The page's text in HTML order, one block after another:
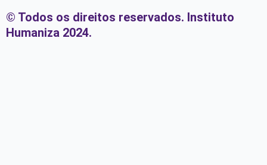
© Todos os direitos reservados. Instituto
Humaniza 2024.